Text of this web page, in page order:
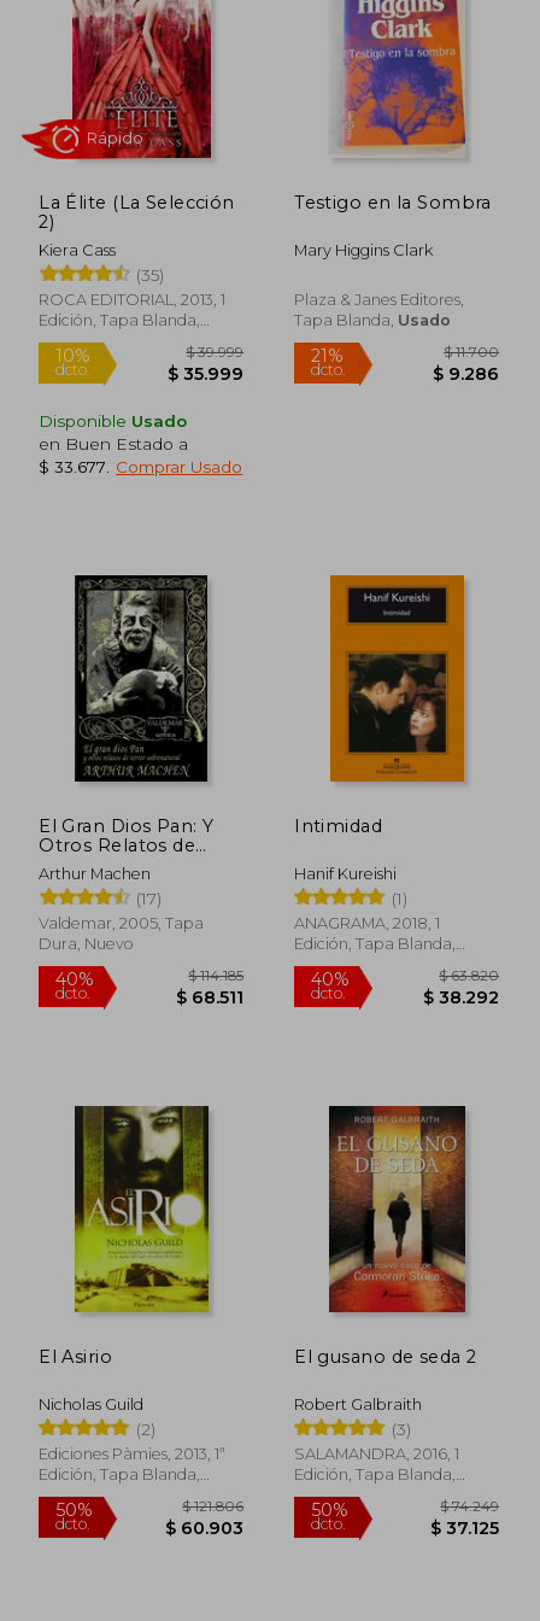
dcto. $ 59.273 $
10%
dcto. $ 39.691
10%
dcto. $
La Élite (La Selección
2)
Kiera Cass
(35)
ROCA EDITORIAL, 2013, 1
Edición, Tapa Blanda,
Nuevo
10%
Rápido
Disponible Usado
en Buen Estado a
$ 33.677
Comprar Usado
Testigo en la Sombra
Mary Higgins Clark
Plaza & Janes Editores,
Tapa Blanda, Usado
21%
El Gran Dios Pan: Y
Otros Relatos de
Terror Sobrenatural
Arthur Machen
(17)
Valdemar, 2005, Tapa
Dura, Nuevo
Intimidad
Hanif Kureishi
(1)
ANAGRAMA, 2018, 1
Edición, Tapa Blanda,
Nuevo
El Asirio
Nicholas Guild
(2)
Ediciones Pàmies, 2013, 1ª
Edición, Tapa Blanda,
Nuevo
El gusano de seda 2
Robert Galbraith
(3)
SALAMANDRA, 2016, 1
Edición, Tapa Blanda,
Nuevo